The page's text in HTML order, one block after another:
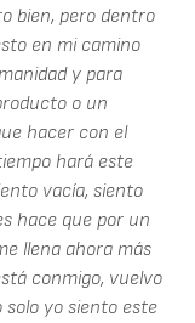
bien, pero dentro
en mi camino
y para
o un
hacer con el
hará este
vacía, siento
hace que por un
llena ahora más
conmigo, vuelvo
solo yo siento este